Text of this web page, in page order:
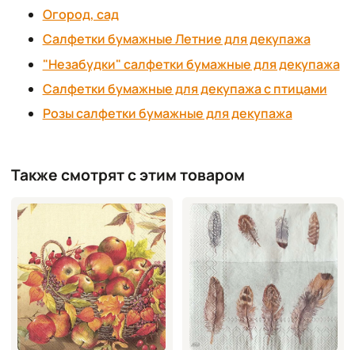
Огород, сад
Салфетки бумажные Летние для декупажа
"Незабудки" салфетки бумажные для декупажа
Салфетки бумажные для декупажа с птицами
Розы салфетки бумажные для декупажа
Также смотрят с этим товаром